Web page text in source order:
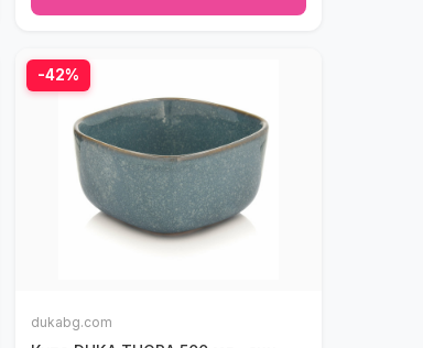
-42%
dukabg.com